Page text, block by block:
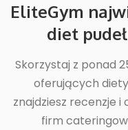
EliteGym
diet
Skorzystaj z ponad
oferujących diety
znajdziesz recenzje
firm